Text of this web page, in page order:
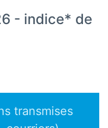
- indice* de
transmises